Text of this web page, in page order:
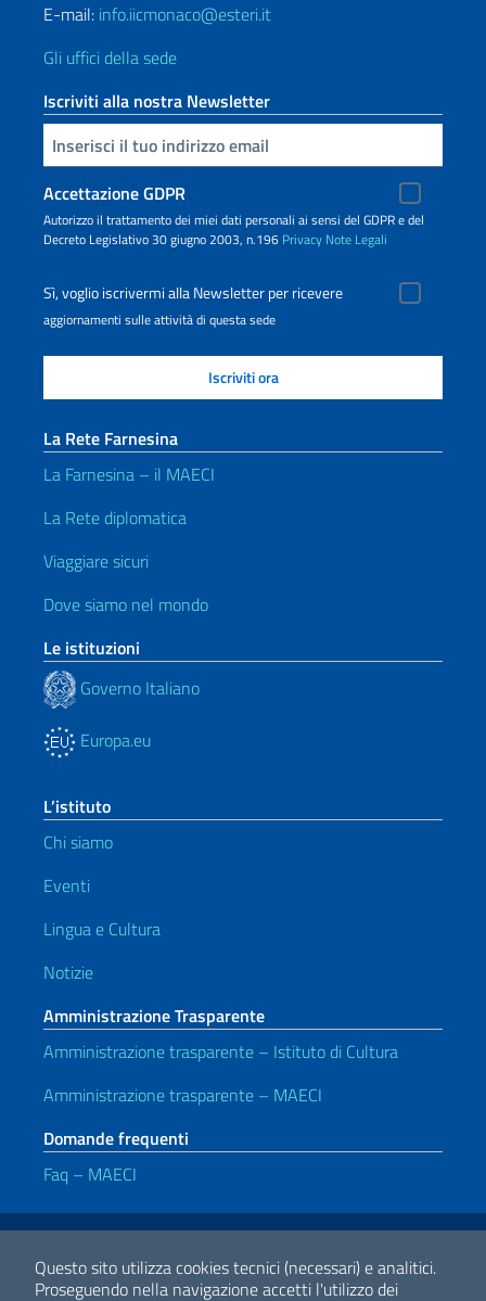
Questo sito utilizza cookies tecnici (necessari) e analitici.
Proseguendo nella navigazione accetti l'utilizzo dei
E-mail: info.iicmonaco@esteri.it
Gli uffici della sede
Iscriviti alla nostra Newsletter
Inserisci la tua email
Accettazione GDPR
Autorizzo il trattamento dei miei dati personali ai sensi del GDPR e del
Decreto Legislativo 30 giugno 2003, n.196 Privacy Note Legali
Sì, voglio iscrivermi alla Newsletter per ricevere
aggiornamenti sulle attività di questa sede
La Rete Farnesina
La Farnesina – il MAECI
La Rete diplomatica
Viaggiare sicuri
Dove siamo nel mondo
Le istituzioni
Governo Italiano
Europa.eu
L’istituto
Chi siamo
Eventi
Lingua e Cultura
Notizie
Amministrazione Trasparente
Amministrazione trasparente – Istituto di Cultura
Amministrazione trasparente – MAECI
Domande frequenti
Faq – MAECI
Link Utili